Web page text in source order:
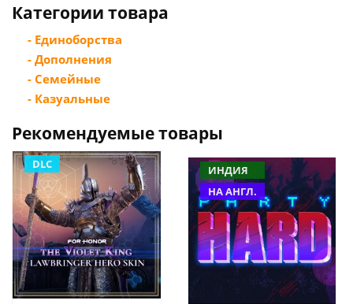
Категории товара
- Единоборства
- Дополнения
- Семейные
- Казуальные
Рекомендуемые товары
DLC
ИНДИЯ
НА АНГЛ.